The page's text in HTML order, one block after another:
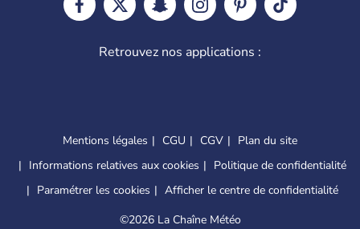
Retrouvez nos applications :
Mentions légales CGU CGV
Plan du site
Informations relatives aux cookies
Politique de confidentialité
Paramétrer les cookies
Afficher le centre de confidentialité
©2026 La Chaîne Météo